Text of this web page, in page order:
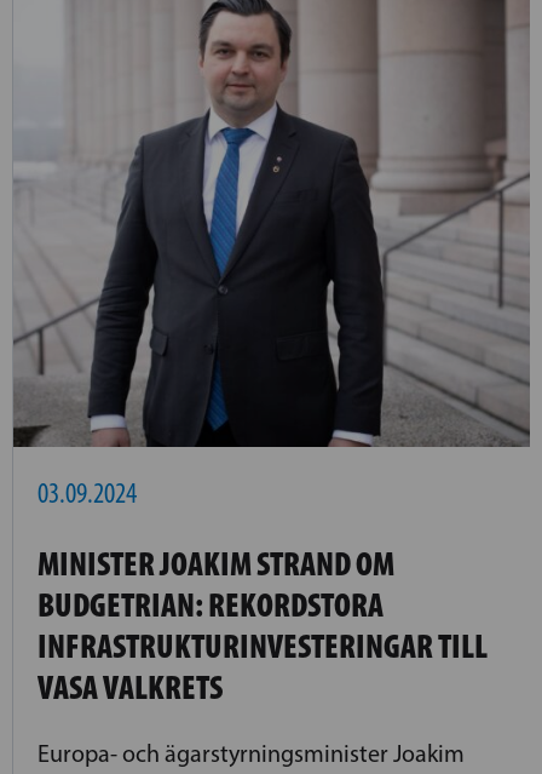
03.09.2024
MINISTER JOAKIM STRAND OM
BUDGETRIAN: REKORDSTORA
INFRASTRUKTURINVESTERINGAR TILL
VASA VALKRETS
Europa- och ägarstyrningsminister Joakim